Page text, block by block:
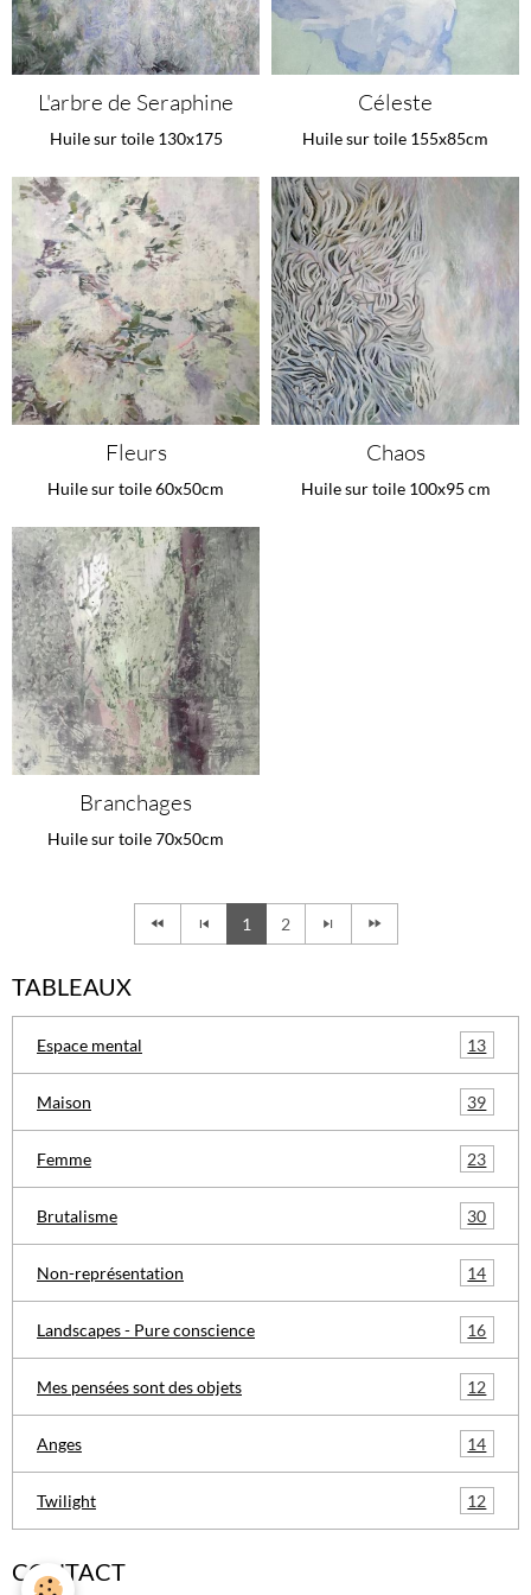
L'arbre de Seraphine
Huile sur toile 130x175
Céleste
Huile sur toile 155x85cm
Fleurs
Huile sur toile 60x50cm
Chaos
Huile sur toile 100x95 cm
Branchages
Huile sur toile 70x50cm
1 2
TABLEAUX
Espace mental 13
Maison 39
Femme 23
Brutalisme 30
Non-représentation 14
Landscapes - Pure conscience 16
Mes pensées sont des objets 12
Anges 14
Twilight 12
CONTACT